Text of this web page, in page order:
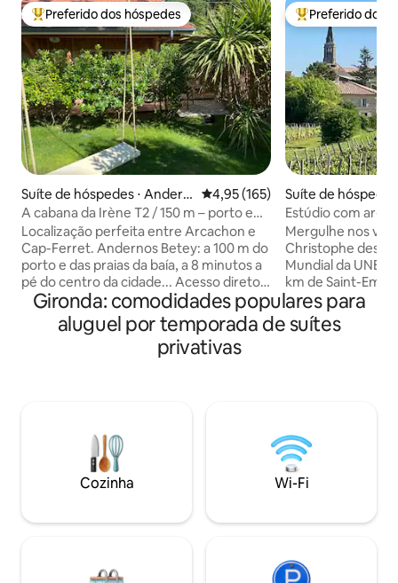
Entre os melhores preferidos dos hóspedes
Preferido dos hóspedes
Suíte de hóspedes ⋅ Andern
os-les-Bains
4,95 de uma avaliação média de
4,95 (165)
A cabana da Irène T2 / 150 m – porto e
praias de Betey
Localização perfeita entre Arcachon e
Cap-Ferret. Andernos Betey: a 100 m do
porto e das praias da baía, a 8 minutos a
pé do centro da cidade... Acesso direto à
ciclovia, ao Biocoop e a uma padaria a
200 m. Praias oceânicas 15 km
Apartamento de um quarto localizado
na dependência da nossa propriedade,
chuveiro externo quente! Terraço
coberto 30m2 no lado sul, mesa e
descanso no meio do bambu!!
Entre os
Preferido dos
Suíte de
hristophe des
Estúdio com ar-
jardim, 2 km de
Mergulhe nos
Christophe des
Mundial da
km de Saint-Emilion. Este
estúdio oferece
dormir,
café Nespresso
relaxamento na
apenas
reservar esta
Gironda: comodidades populares para
aluguel por temporada de suítes
privativas
Cozinha Wi-Fi